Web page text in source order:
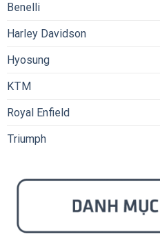
Benelli
Harley Davidson
Hyosung
KTM
Royal Enfield
Triumph